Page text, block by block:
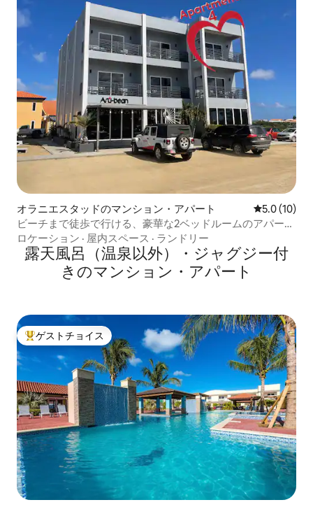
オラニエスタッドのマンション・アパート レビュー10
5.0 (10)
ビーチまで徒歩で行ける、豪華な2ベッドルームのアパー
ト！
ロケーション · 屋内スペース · ランドリー
露天風呂（温泉以外）・ジャグジー付
きのマンション・アパート
大好評のゲストチョイスです。
ゲストチョイス